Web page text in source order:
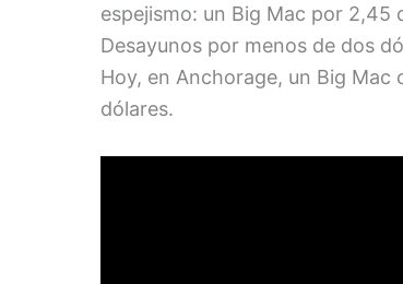
espejismo: un Big Mac por 2,45
Desayunos por menos de dos
Hoy, en Anchorage, un Big Mac
dólares.